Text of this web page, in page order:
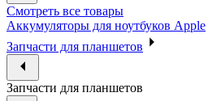
Смотреть все товары
Аккумуляторы для ноутбуков Apple
Запчасти для планшетов
Запчасти для планшетов